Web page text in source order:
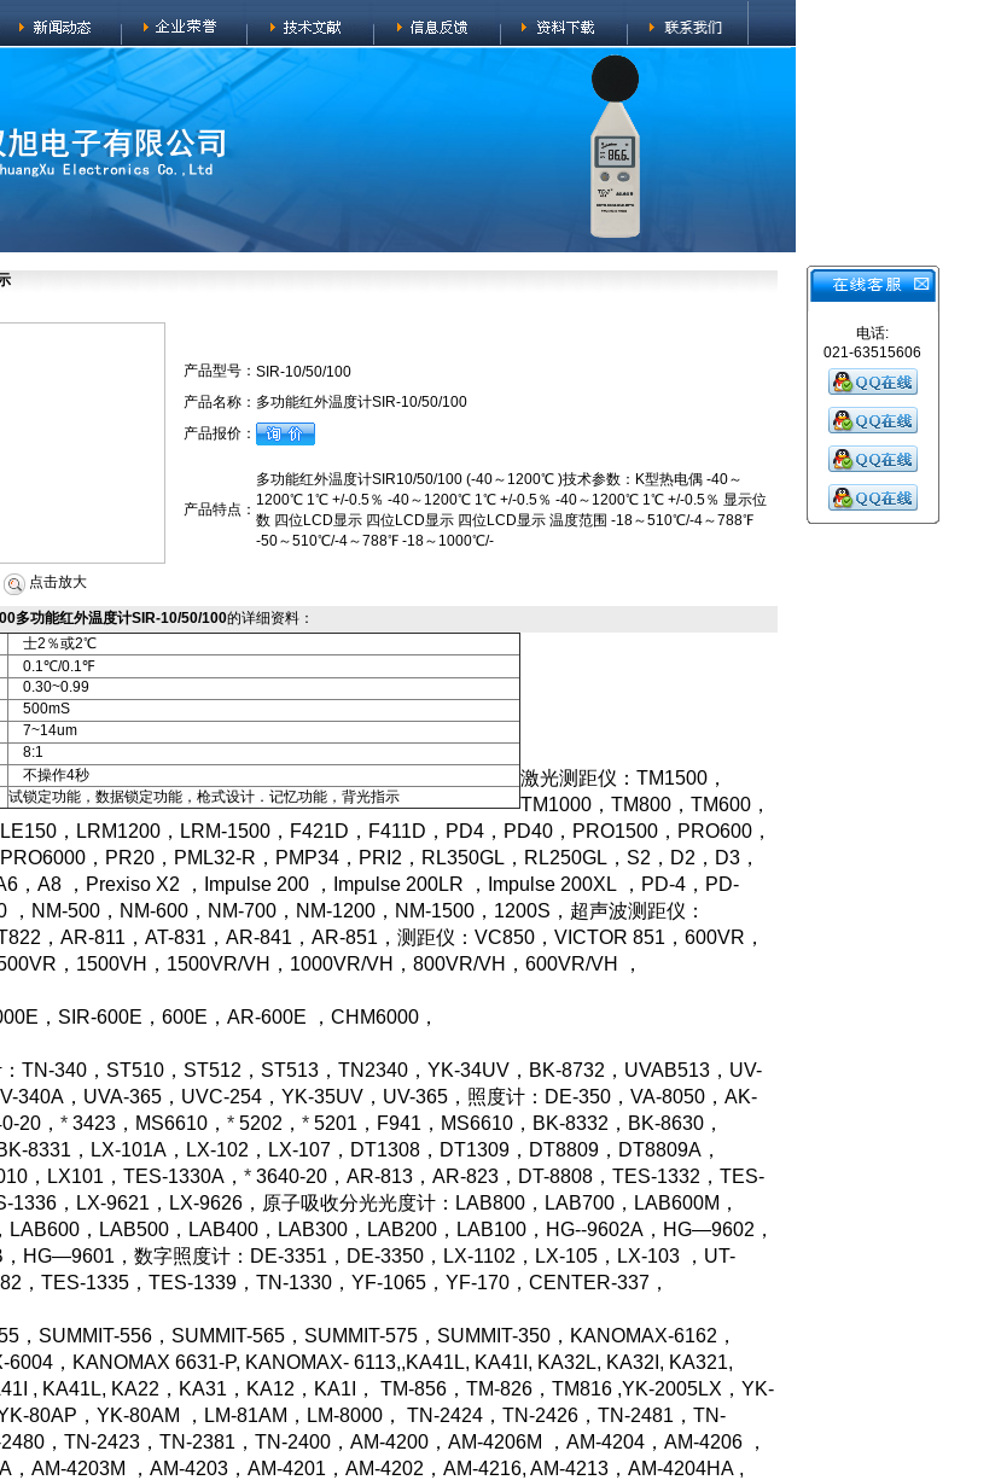
电话:
021-63515606
点击放大
产品型号： SIR-10/50/100
产品名称： 多功能红外温度计SIR-10/50/100
产品报价：
产品特点：
多功能红外温度计SIR10/50/100 (-40～1200℃ )技术参数：K型热电偶 -40～
1200℃ 1℃ +/-0.5％ -40～1200℃ 1℃ +/-0.5％ -40～1200℃ 1℃ +/-0.5％ 显示位
数 四位LCD显示 四位LCD显示 四位LCD显示 温度范围 -18～510℃/-4～788℉
-50～510℃/-4～788℉ -18～1000℃/-
多功能红外温度计SIR-10/50/100的详细资料：
士2％或2℃
0.1℃/0.1℉
0.30~0.99
500mS
7~14um
8:1
不操作4秒
试锁定功能，数据锁定功能，枪式设计．记忆功能，背光指示
激光测距仪： TM1500，
TM1000，TM800，TM600，
，LRM1200，LRM-1500，F421D，F411D，PD4，PD40，PRO1500，PRO600，
，PR20，PML32-R，PMP34，PRI2，RL350GL，RL250GL，S2，D2，D3，
，A8 ，Prexiso X2 ，Impulse 200 ，Impulse 200LR ，Impulse 200XL ，PD-4，PD-
，NM-500，NM-600，NM-700，NM-1200，NM-1500，1200S，超声波测距仪：
，AR-811，AT-831，AR-841，AR-851，测距仪：VC850，VICTOR 851，600VR，
，1500VH，1500VR/VH，1000VR/VH，800VR/VH，600VR/VH ，
，SIR-600E，600E，AR-600E ，CHM6000，
TN-340，ST510，ST512，ST513，TN2340，YK-34UV，BK-8732，UVAB513，UV-
340A，UVA-365，UVC-254，YK-35UV，UV-365，照度计：DE-350，VA-8050，AK-
20， * 3423， MS6610， * 5202， * 5201， F941，MS6610，BK-8332，BK-8630，
8331，LX-101A，LX-102，LX-107，DT1308，DT1309，DT8809，DT8809A，
，LX101，TES-1330A， * 3640-20， AR-813，AR-823，DT-8808，TES-1332，TES-
1336，LX-9621，LX-9626，原子吸收分光光度计：LAB800，LAB700，LAB600M，
LAB600，LAB500，LAB400，LAB300，LAB200，LAB100，HG--9602A，HG—9602，
，HG—9601，数字照度计：DE-3351，DE-3350，LX-1102，LX-105，LX-103 ，UT-
，TES-1335，TES-1339，TN-1330，YF-1065，YF-170，CENTER-337，
， SUMMIT-556，SUMMIT-565，SUMMIT-575， SUMMIT-350 ， KANOMAX-6162，
6004，KANOMAX 6631-P, KANOMAX- 6113,,KA41L, KA41I, KA32L, KA32I, KA321,
, KA41L, KA22，KA31， KA12 ，KA1I，
TM-856，TM-826，TM816 ,YK-2005LX，YK-
80AP，YK-80AM ，LM-81AM，LM-8000， TN-2424，TN-2426，TN-2481， TN-
，TN-2423，TN-2381， TN-2400 ， AM-4200， AM-4206M ，AM-4204， AM-4206
，
，AM-4203M ，AM-4203，AM-4201， AM-4202 ， AM-4216, AM-4213，AM-4204HA ,